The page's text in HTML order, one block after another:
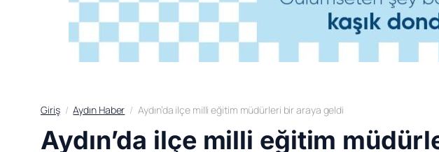
Giriş Aydın Haber Aydın’da ilçe milli eğitim müdürleri bir araya geldi
Aydın’da ilçe milli eğitim